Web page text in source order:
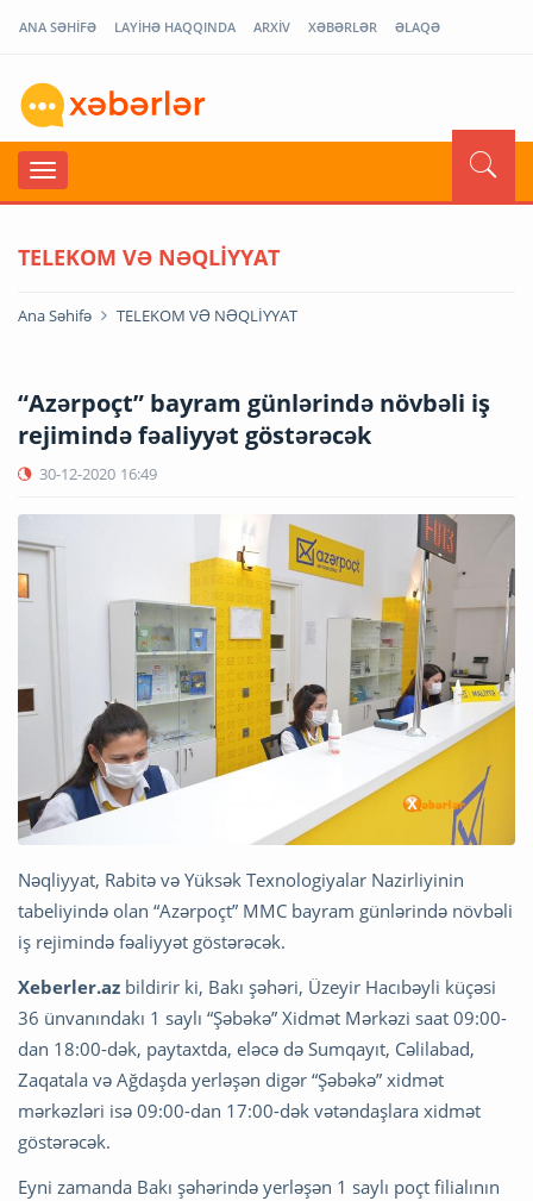
ANA SƏHİFƏ LAYİHƏ HAQQINDA ARXİV XƏBƏRLƏR ƏLAQƏ
TELEKOM VƏ NƏQLİYYAT
Ana Səhifə TELEKOM VƏ NƏQLİYYAT
“Azərpoçt” bayram günlərində növbəli iş
rejimində fəaliyyət göstərəcək
30-12-2020 16:49
Nəqliyyat, Rabitə və Yüksək Texnologiyalar Nazirliyinin
tabeliyində olan “Azərpoçt” MMC bayram günlərində növbəli
iş rejimində fəaliyyət göstərəcək.
Xeberler.az bildirir ki, Bakı şəhəri, Üzeyir Hacıbəyli küçəsi
36 ünvanındakı 1 saylı “Şəbəkə” Xidmət Mərkəzi saat 09:00-
dan 18:00-dək, paytaxtda, eləcə də Sumqayıt, Cəlilabad,
Zaqatala və Ağdaşda yerləşən digər “Şəbəkə” xidmət
mərkəzləri isə 09:00-dan 17:00-dək vətəndaşlara xidmət
göstərəcək.
Eyni zamanda Bakı şəhərində yerləşən 1 saylı poçt filialının